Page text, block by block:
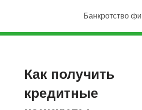
Банкротство
Как получить
кредитные